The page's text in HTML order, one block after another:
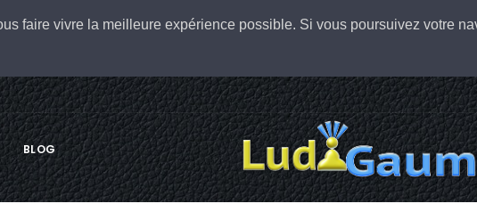
faire vivre la meilleure expérience possible. Si vous poursuivez votre
BLOG